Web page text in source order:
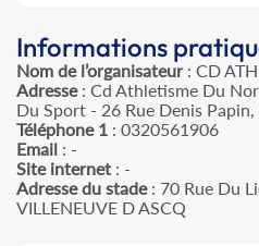
Informations
Nom de l’organisateur: CD
Adresse: Cd Athletisme Du
Du Sport - 26 Rue Denis
Téléphone 1 : 0320561906
Email : -
Site internet : -
Adresse du stade: 70 Rue Du
VILLENEUVE D ASCQ